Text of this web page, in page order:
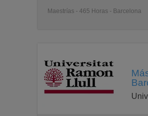
Maestrías - 465 Horas - Barcelona